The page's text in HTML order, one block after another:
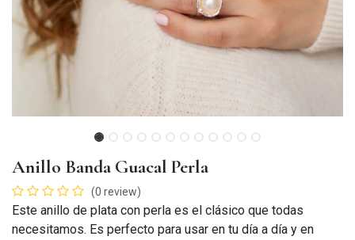
Anillo Banda Guacal Perla
(0 review)
Este anillo de plata con perla es el clásico que todas
necesitamos. Es perfecto para usar en tu día a día y en